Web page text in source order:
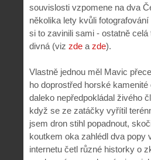
souvislosti vzpomene na dva
několika lety kvůli
si to zavinili sami - ostatně
divná (viz zde a zde).
Vlastně jednou měl Mavic
ho doprostřed horské
daleko nepředpokládal živého
když se ze zatáčky vyřítil
jsem dron stihl popadnout,
koutkem oka zahlédl dva popy
internetu četl různé historky o